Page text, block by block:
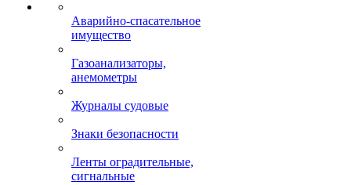
Аварийно-спасательное
имущество
Газоанализаторы,
анемометры
Журналы судовые
Знаки безопасности
Ленты оградительные,
сигнальные